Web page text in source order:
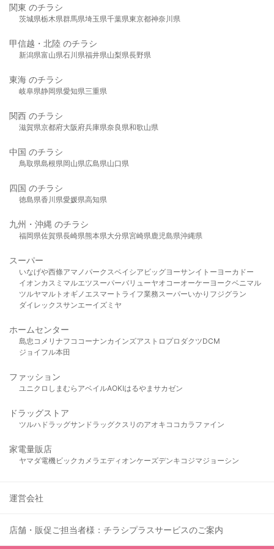
関東 のチラシ
茨城県栃木県群馬県埼玉県千葉県東京都神奈川県
甲信越・北陸 のチラシ
新潟県富山県石川県福井県山梨県長野県
東海 のチラシ
岐阜県静岡県愛知県三重県
関西 のチラシ
滋賀県京都府大阪府兵庫県奈良県和歌山県
中国 のチラシ
鳥取県島根県岡山県広島県山口県
四国 のチラシ
徳島県香川県愛媛県高知県
九州・沖縄 のチラシ
福岡県佐賀県長崎県熊本県大分県宮崎県 鹿児島県沖縄県
スーパー
いなげや西條アマノパークスベイシア ビッグヨーサンイトーヨーカドー
イオンカスミ マルエツ スーパーバリューヤオコーオーケー ヨークベニマル
ツルヤマルト オギノ エスマート ライフ業務スーパーいかり フジグラン
ダイレックスサンエーイズミヤ
ホームセンター
島忠 コメリ ナフコ コーナンカインズアストロプロダクツDCM
ジョイフル本田
ファッション
ユニクロ しまむら アベイルAOKIはるやま サカゼン
ドラッグストア
ツルハドラッグサンドラッグクスリのアオキ ココカラファイン
家電量販店
ヤマダ電機ビックカメラ エディオンケーズデンキ コジマジョーシン
運営会社
店舗・販促ご担当者様：チラシプラスサービスのご案内